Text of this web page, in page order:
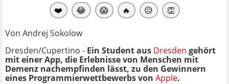
❤️ 😂 😱 🔥 😥 👏
Von Andrej Sokolow
Dresden/Cupertino - Ein Student aus Dresden gehört
mit einer App, die Erlebnisse von Menschen mit
Demenz nachempfinden lässt, zu den Gewinnern
eines Programmierwettbewerbs von Apple.